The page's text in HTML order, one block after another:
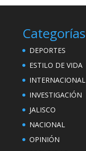
Categorías
DEPORTES
ESTILO DE VIDA
INTERNACIONAL
INVESTIGACIÓN
JALISCO
NACIONAL
OPINIÓN